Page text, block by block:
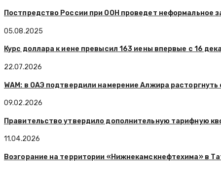
Постпредство России при ООН проведет неформальное
05.08.2025
Курс доллара к иене превысил 163 иены впервые с 16
22.07.2026
WAM: в ОАЭ подтвердили намерение Алжира
09.02.2026
Правительство утвердило дополнительную тарифную
11.04.2026
Возгорание на территории «Нижнекамскнефтехима» в